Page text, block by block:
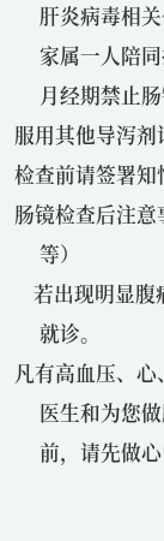
肝炎病毒相
家属一人陪
月经期禁止肠
服用其他导泻剂
检查前请签署知
肠镜检查后注
等）
若出现明显腹
就诊。
凡有高血压、
医生和为您
前，请先做心